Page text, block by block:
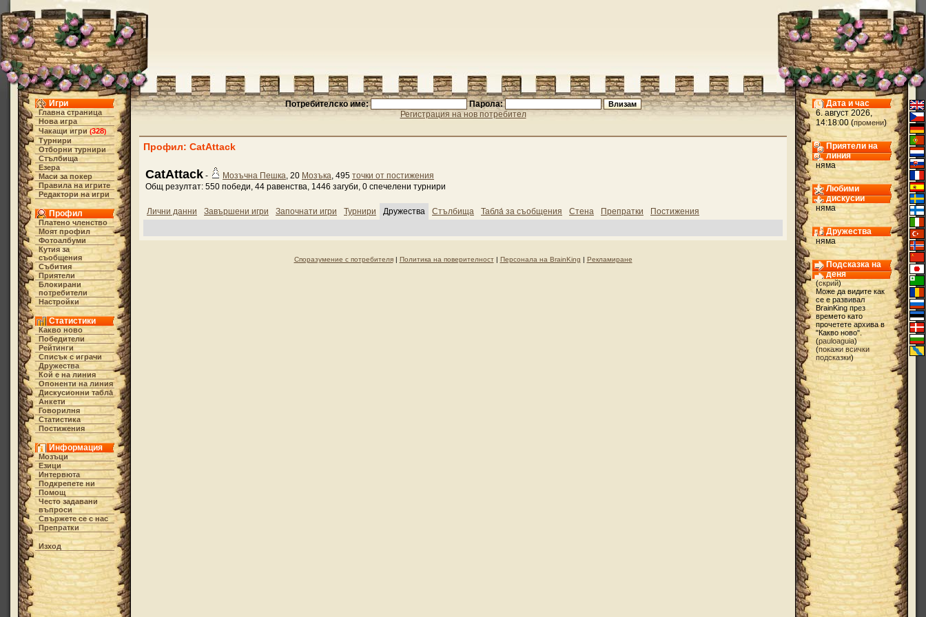
Игри
Главна страница
Нова игра
Чакащи игри (328)
Турнири
Отборни турнири
Стълбища
Езера
Маси за покер
Правила на игрите
Редактори на игри
Профил
Платено членство
Моят профил
Фотоалбуми
Кутия за
съобщения
Събития
Приятели
Блокирани
потребители
Настройки
Статистики
Какво ново
Победители
Рейтинги
Списък с играчи
Дружества
Кой е на линия
Опоненти на линия
Дискусионни табла́
Анкети
Говорилня
Статистика
Постижения
Информация
Мозъци
Езици
Интервюта
Подкрепете ни
Помощ
Често задавани
въпроси
Свържете се с нас
Препратки
Изход
Потребителско име:
Парола:
Регистрация на нов потребител
Профил: CatAttack
CatAttack - Мозъчна Пешка, 20 Мозъка, 495 точки от постижения
Общ резултат: 550 победи, 44 равенства, 1446 загуби, 0 спечелени турнири
Лични данни Завършени игри Започнати игри Турнири Дружества Стълбища Табла́ за съобщения Стена Препратки Постижения
Споразумение с потребителя| Политика на поверителност| Персонала на BrainKing | Рекламиране
Дата и час
6. август 2026,
14:18:00 (промени)
Приятели на
линия
няма
Любими
дискусии
няма
Дружества
няма
Подсказка на
деня
(скрий)
Може да видите как
се е развивал
BrainKing през
времето като
прочетете архива в
"Какво ново".
(pauloaguia)
(покажи всички
подсказки)